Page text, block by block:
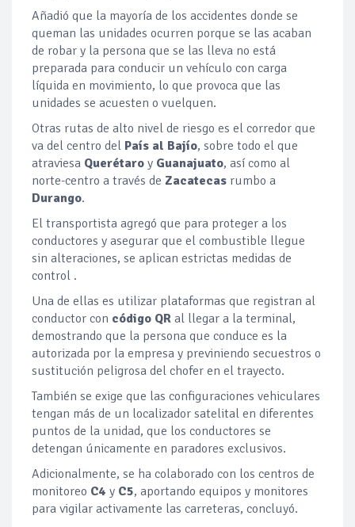
Añadió que la mayoría de los accidentes donde se
queman las unidades ocurren porque se las acaban
de robar y la persona que se las lleva no está
preparada para conducir un vehículo con carga
líquida en movimiento, lo que provoca que las
unidades se acuesten o vuelquen.
Otras rutas de alto nivel de riesgo es el corredor que
va del centro del País al Bajío, sobre todo el que
atraviesa Querétaro y Guanajuato, así como al
norte-centro a través de Zacatecas rumbo a
Durango.
El transportista agregó que para proteger a los
conductores y asegurar que el combustible llegue
sin alteraciones, se aplican estrictas medidas de
control .
Una de ellas es utilizar plataformas que registran al
conductor con código QR al llegar a la terminal,
demostrando que la persona que conduce es la
autorizada por la empresa y previniendo secuestros o
sustitución peligrosa del chofer en el trayecto.
También se exige que las configuraciones vehiculares
tengan más de un localizador satelital en diferentes
puntos de la unidad, que los conductores se
detengan únicamente en paradores exclusivos.
Adicionalmente, se ha colaborado con los centros de
monitoreo C4 y C5, aportando equipos y monitores
para vigilar activamente las carreteras, concluyó.